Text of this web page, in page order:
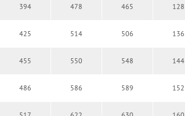
394 478 465 128
425 514 506 136
455 550 548 144
486 586 589 152